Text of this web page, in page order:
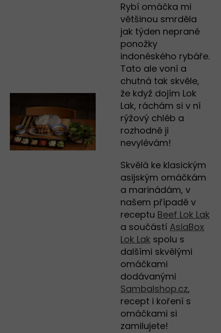
Rybí omáčka mi
většinou smrděla
jak týden neprané
ponožky
indonéského rybáře.
Tato ale voní a
chutná tak skvěle,
že když dojím Lok
Lak, ráchám si v ní
rýžový chléb a
rozhodně ji
nevylévám!
Skvělá ke klasickým
asijským omáčkám
a marinádám, v
našem případě v
receptu Beef Lok Lak
a součástí AsiaBox
Lok Lak spolu s
dalšími skvělými
omáčkami
dodávanými
Sambalshop.cz,
recept i koření s
omáčkami si
zamilujete!